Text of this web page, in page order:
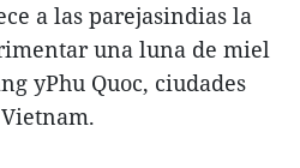
a las parejasindias la
una luna de miel
yPhu Quoc, ciudades